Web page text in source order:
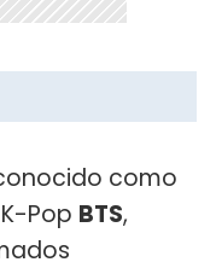
como
Pop BTS,